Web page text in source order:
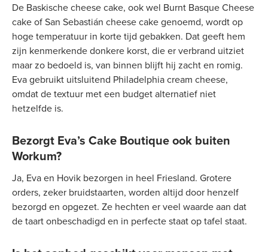
De Baskische cheese cake, ook wel Burnt Basque Cheese
cake of San Sebastián cheese cake genoemd, wordt op
hoge temperatuur in korte tijd gebakken. Dat geeft hem
zijn kenmerkende donkere korst, die er verbrand uitziet
maar zo bedoeld is, van binnen blijft hij zacht en romig.
Eva gebruikt uitsluitend Philadelphia cream cheese,
omdat de textuur met een budget alternatief niet
hetzelfde is.
Bezorgt Eva’s Cake Boutique ook buiten
Workum?
Ja, Eva en Hovik bezorgen in heel Friesland. Grotere
orders, zeker bruidstaarten, worden altijd door henzelf
bezorgd en opgezet. Ze hechten er veel waarde aan dat
de taart onbeschadigd en in perfecte staat op tafel staat.